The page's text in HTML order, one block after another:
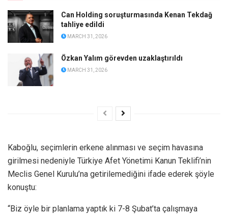
Can Holding soruşturmasında Kenan Tekdağ
tahliye edildi
MARCH 31, 2026
Özkan Yalım görevden uzaklaştırıldı
MARCH 31, 2026
Kaboğlu, seçimlerin erkene alınması ve seçim havasına
girilmesi nedeniyle Türkiye Afet Yönetimi Kanun Teklifi’nin
Meclis Genel Kurulu’na getirilemediğini ifade ederek şöyle
konuştu:
“Biz öyle bir planlama yaptık ki 7-8 Şubat’ta çalışmaya